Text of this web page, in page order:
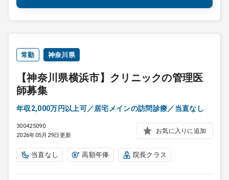
常勤 神奈川県
【神奈川県横浜市】クリニックの管理医
師募集
年収2,000万円以上可／居宅メインの訪問診療／当直なし
300425090
2026年05月29日更新
お気に入りに追加
当直なし 高額年俸 院長クラス